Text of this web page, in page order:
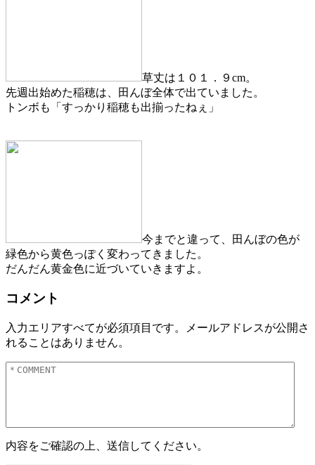
草丈は１０１．９cm。
先週出始めた稲穂は、田んぼ全体で出ていました。
トンボも「すっかり稲穂も出揃ったねぇ」
今までと違って、田んぼの色が
緑色から黄色っぽく変わってきました。
だんだん黄金色に近づいていきますよ。
コメント
入力エリアすべてが必須項目です。メールアドレスが公開さ
れることはありません。
内容をご確認の上、送信してください。